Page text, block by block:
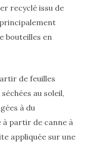
recyclé issu de
bouteilles en
de feuilles
au soleil,
à du
partir de canne à
appliquée sur une